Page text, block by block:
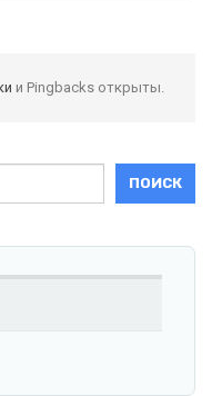
и Pingbacks открыты.
ПОИСК